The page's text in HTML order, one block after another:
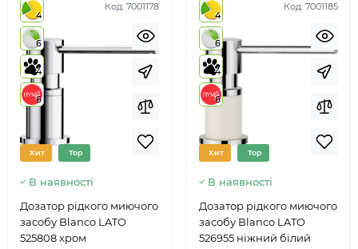
Код: 7001178
4
6
4
6
Хит Top
В наявності
Дозатор рідкого миючого
засобу Blanco LATO
525808 хром
Код: 7001185
4
6
4
6
Хит Top
В наявності
Дозатор рідкого миючого
засобу Blanco LATO
526955 ніжний білий